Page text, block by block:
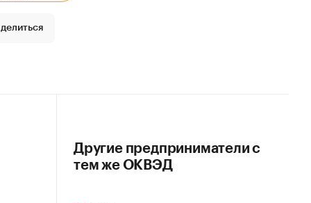
Другие предприниматели с
тем же ОКВЭД